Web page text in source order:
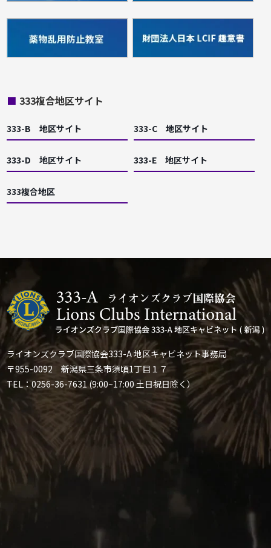
■ 333複合地区サイト
333-B 地区サイト 333-C 地区サイト
333-D 地区サイト 333-E 地区サイト
333複合地区
ライオンズクラブ国際協会333-A 地区キャビネット事務局
〒955-0092 新潟県三条市須頃1丁目１７
TEL：0256-36-7631 (9:00~17:00 土日祝日除く）